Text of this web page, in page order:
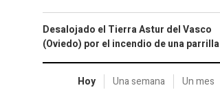
Desalojado el Tierra Astur del Vasco
(Oviedo) por el incendio de una parrilla
Hoy Una semana Un mes